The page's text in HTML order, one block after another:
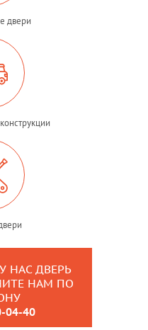
двери
НАС ДВЕРЬ
НАМ ПО
04-40